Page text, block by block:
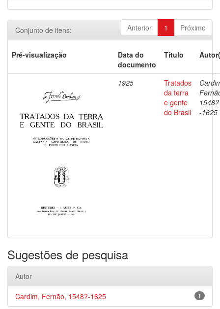
Anterior 1 Próximo
Conjunto de itens:
Pré-visualização
Data do
documento
Título
1925
Tratados
da terra
e gente
do Brasil
1548?
-1625
Sugestões de pesquisa
Autor
1
Cardim, Fernão, 1548?-1625